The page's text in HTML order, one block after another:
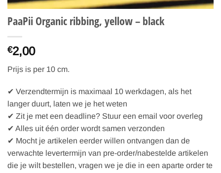
PaaPii Organic ribbing, yellow – black
€2,00
Prijs is per 10 cm.
✔ Verzendtermijn is maximaal 10 werkdagen, als het
langer duurt, laten we je het weten
✔ Zit je met een deadline? Stuur een email voor overleg
✔ Alles uit één order wordt samen verzonden
✔ Mocht je artikelen eerder willen ontvangen dan de
verwachte levertermijn van pre-order/nabestelde artikelen
die je wilt bestellen, vragen we je die in een aparte order te